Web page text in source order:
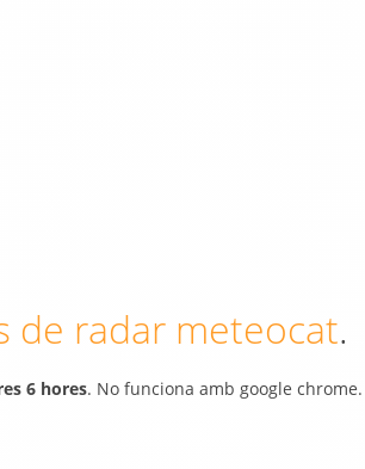
de radar meteocat.
6 hores. No funciona amb google chrome.